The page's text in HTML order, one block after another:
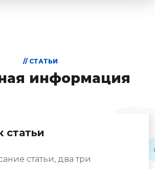
// СТАТЬИ
информация
статьи
статьи, два три